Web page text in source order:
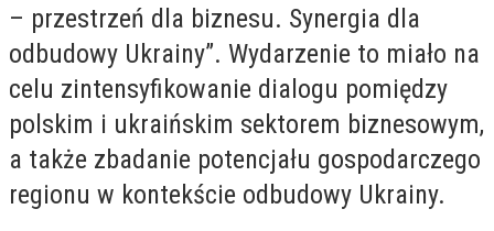
– przestrzeń dla biznesu. Synergia dla
odbudowy Ukrainy”. Wydarzenie to miało na
celu zintensyfikowanie dialogu pomiędzy
polskim i ukraińskim sektorem biznesowym,
a także zbadanie potencjału gospodarczego
regionu w kontekście odbudowy Ukrainy.